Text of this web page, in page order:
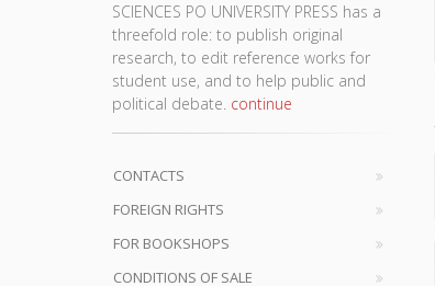
SCIENCES PO UNIVERSITY PRESS has a
threefold role: to publish original
research, to edit reference works for
student use, and to help public and
political debate. continue
CONTACTS
FOREIGN RIGHTS
FOR BOOKSHOPS
CONDITIONS OF SALE